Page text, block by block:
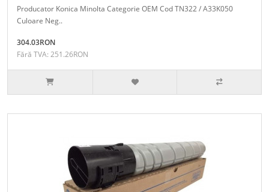
Producator Konica Minolta Categorie OEM Cod TN322 / A33K050
Culoare Neg..
304.03RON
Fără TVA: 251.26RON